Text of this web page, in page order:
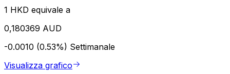
1 HKD equivale a
0,180369 AUD
-0.0010 (0.53%) Settimanale
Visualizza grafico